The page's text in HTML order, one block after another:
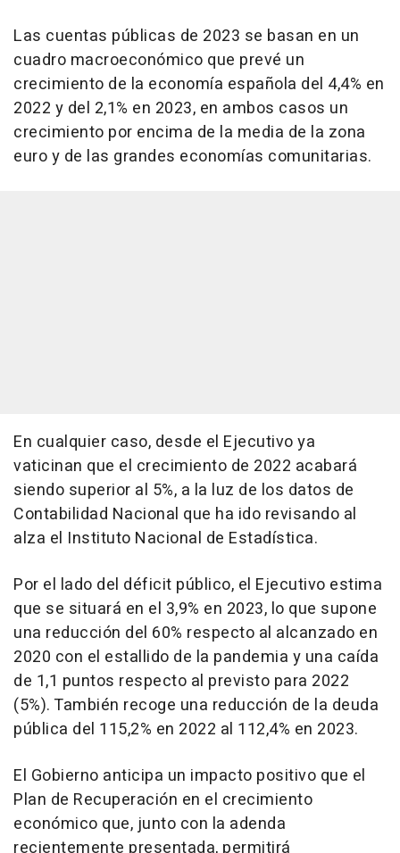
Las cuentas públicas de 2023 se basan en un
cuadro macroeconómico que prevé un
crecimiento de la economía española del 4,4% en
2022 y del 2,1% en 2023, en ambos casos un
crecimiento por encima de la media de la zona
euro y de las grandes economías comunitarias.
En cualquier caso, desde el Ejecutivo ya
vaticinan que el crecimiento de 2022 acabará
siendo superior al 5%, a la luz de los datos de
Contabilidad Nacional que ha ido revisando al
alza el Instituto Nacional de Estadística.
Por el lado del déficit público, el Ejecutivo estima
que se situará en el 3,9% en 2023, lo que supone
una reducción del 60% respecto al alcanzado en
2020 con el estallido de la pandemia y una caída
de 1,1 puntos respecto al previsto para 2022
(5%). También recoge una reducción de la deuda
pública del 115,2% en 2022 al 112,4% en 2023.
El Gobierno anticipa un impacto positivo que el
Plan de Recuperación en el crecimiento
económico que, junto con la adenda
recientemente presentada, permitirá